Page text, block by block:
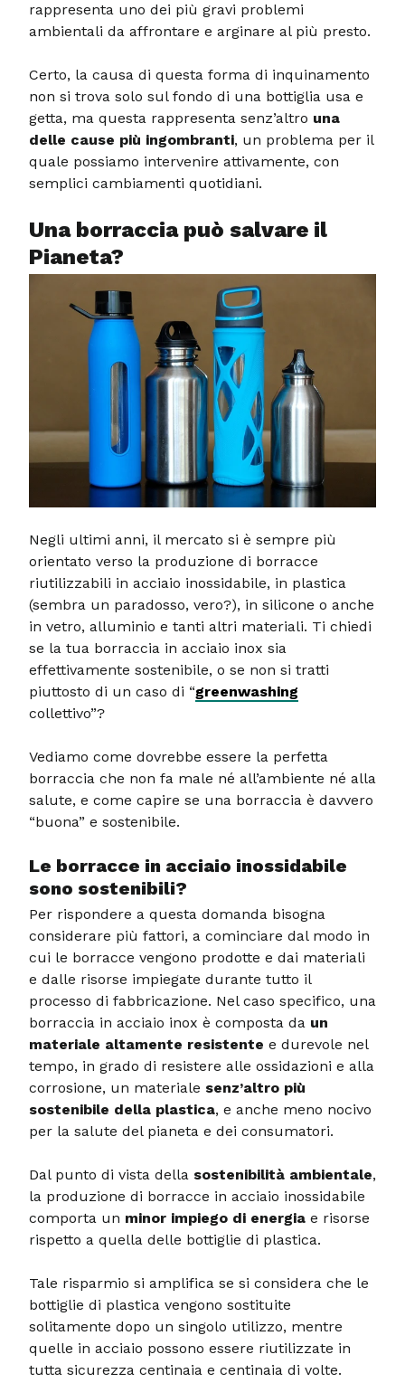
rappresenta uno dei più gravi problemi
ambientali da affrontare e arginare al più presto.
Certo, la causa di questa forma di inquinamento
non si trova solo sul fondo di una bottiglia usa e
getta, ma questa rappresenta senz’altro una
delle cause più ingombranti, un problema per il
quale possiamo intervenire attivamente, con
semplici cambiamenti quotidiani.
Una borraccia può salvare il
Pianeta?
Negli ultimi anni, il mercato si è sempre più
orientato verso la produzione di borracce
riutilizzabili in acciaio inossidabile, in plastica
(sembra un paradosso, vero?), in silicone o anche
in vetro, alluminio e tanti altri materiali. Ti chiedi
se la tua borraccia in acciaio inox sia
effettivamente sostenibile, o se non si tratti
piuttosto di un caso di “greenwashing
collettivo”?
Vediamo come dovrebbe essere la perfetta
borraccia che non fa male né all’ambiente né alla
salute, e come capire se una borraccia è davvero
“buona” e sostenibile.
Le borracce in acciaio inossidabile
sono sostenibili?
Per rispondere a questa domanda bisogna
considerare più fattori, a cominciare dal modo in
cui le borracce vengono prodotte e dai materiali
e dalle risorse impiegate durante tutto il
processo di fabbricazione. Nel caso specifico, una
borraccia in acciaio inox è composta da un
materiale altamente resistente e durevole nel
tempo, in grado di resistere alle ossidazioni e alla
corrosione, un materiale senz’altro più
sostenibile della plastica, e anche meno nocivo
per la salute del pianeta e dei consumatori.
Dal punto di vista della sostenibilità ambientale,
la produzione di borracce in acciaio inossidabile
comporta un minor impiego di energia e risorse
rispetto a quella delle bottiglie di plastica.
Tale risparmio si amplifica se si considera che le
bottiglie di plastica vengono sostituite
solitamente dopo un singolo utilizzo, mentre
quelle in acciaio possono essere riutilizzate in
tutta sicurezza centinaia e centinaia di volte.